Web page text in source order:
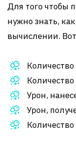
Для того чтобы
нужно знать,
вычислении.
Количество
Урон,
Урон,